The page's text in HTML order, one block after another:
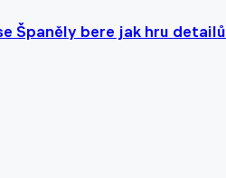
Španěly bere jak hru detailů